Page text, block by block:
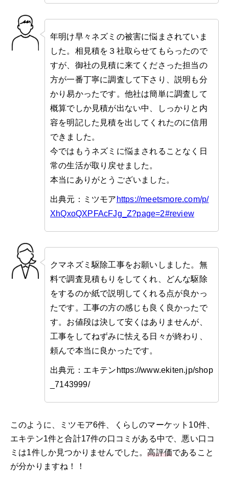
年明け早々ネズミの被害に悩まされていま
した。相見積を３社取らせてもらったので
すが、御社の見積に来てくださった担当の
方が一番丁寧に調査して下さり、説明も分
かり易かったです。他社は簡単に調査して
概算でしか見積が出ない中、しっかりと内
容を明記した見積を出してくれたのに信用
できました。
今ではもうネズミに悩まされることなく日
常の生活が取り戻せました。
本当にありがとうございました。
出典元：ミツモア https://meetsmore.com/p/
XhQxoQXPFAcFJg_Z?page=2#review
クマネズミ駆除工事をお願いしました。無
料で調査見積もりをしてくれ、どんな駆除
をするのか紙で説明してくれる点が良かっ
たです。工事の方の感じも良く良かったで
す。お値段は決して安くはありませんが、
工事をしてねずみに怯える日々が終わり、
頼んで本当に良かったです。
出典元：エキテンhttps://www.ekiten.jp/shop
_7143999/
このように、ミツモア6件、くらしのマーケット10件、
エキテン1件と合計17件の口コミがある中で、悪い口コ
ミは1件しか見つかりませんでした。高評価であること
が分かりますね！！